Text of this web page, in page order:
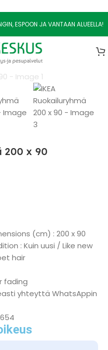
ESPOON JA VANTAAN ALUEELLA!
200 x 90
(cm) : 200 x 90
: Kuin uusi / Like new
hair
fading
yhteyttä WhatsAppin